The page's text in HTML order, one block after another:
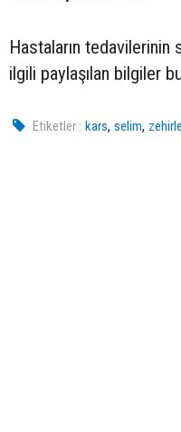
Hastaların
ilgili paylaşılan bilgiler
Etiketler : kars,selim,